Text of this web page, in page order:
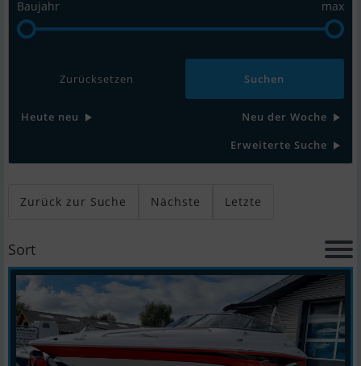
Baujahr max
Zurücksetzen
Heute neu
Neu der Woche
Erweiterte Suche
Zurück zur Suche Nächste Letzte
Sort